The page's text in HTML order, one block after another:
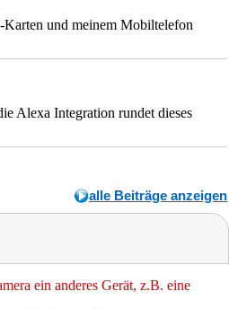
Karten und meinem Mobiltelefon
Alexa Integration rundet dieses
alle Beiträge anzeigen
ein anderes Gerät, z.B. eine